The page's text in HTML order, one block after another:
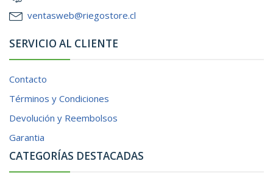
ventasweb@riegostore.cl
SERVICIO AL CLIENTE
Contacto
Términos y Condiciones
Devolución y Reembolsos
Garantia
CATEGORÍAS DESTACADAS